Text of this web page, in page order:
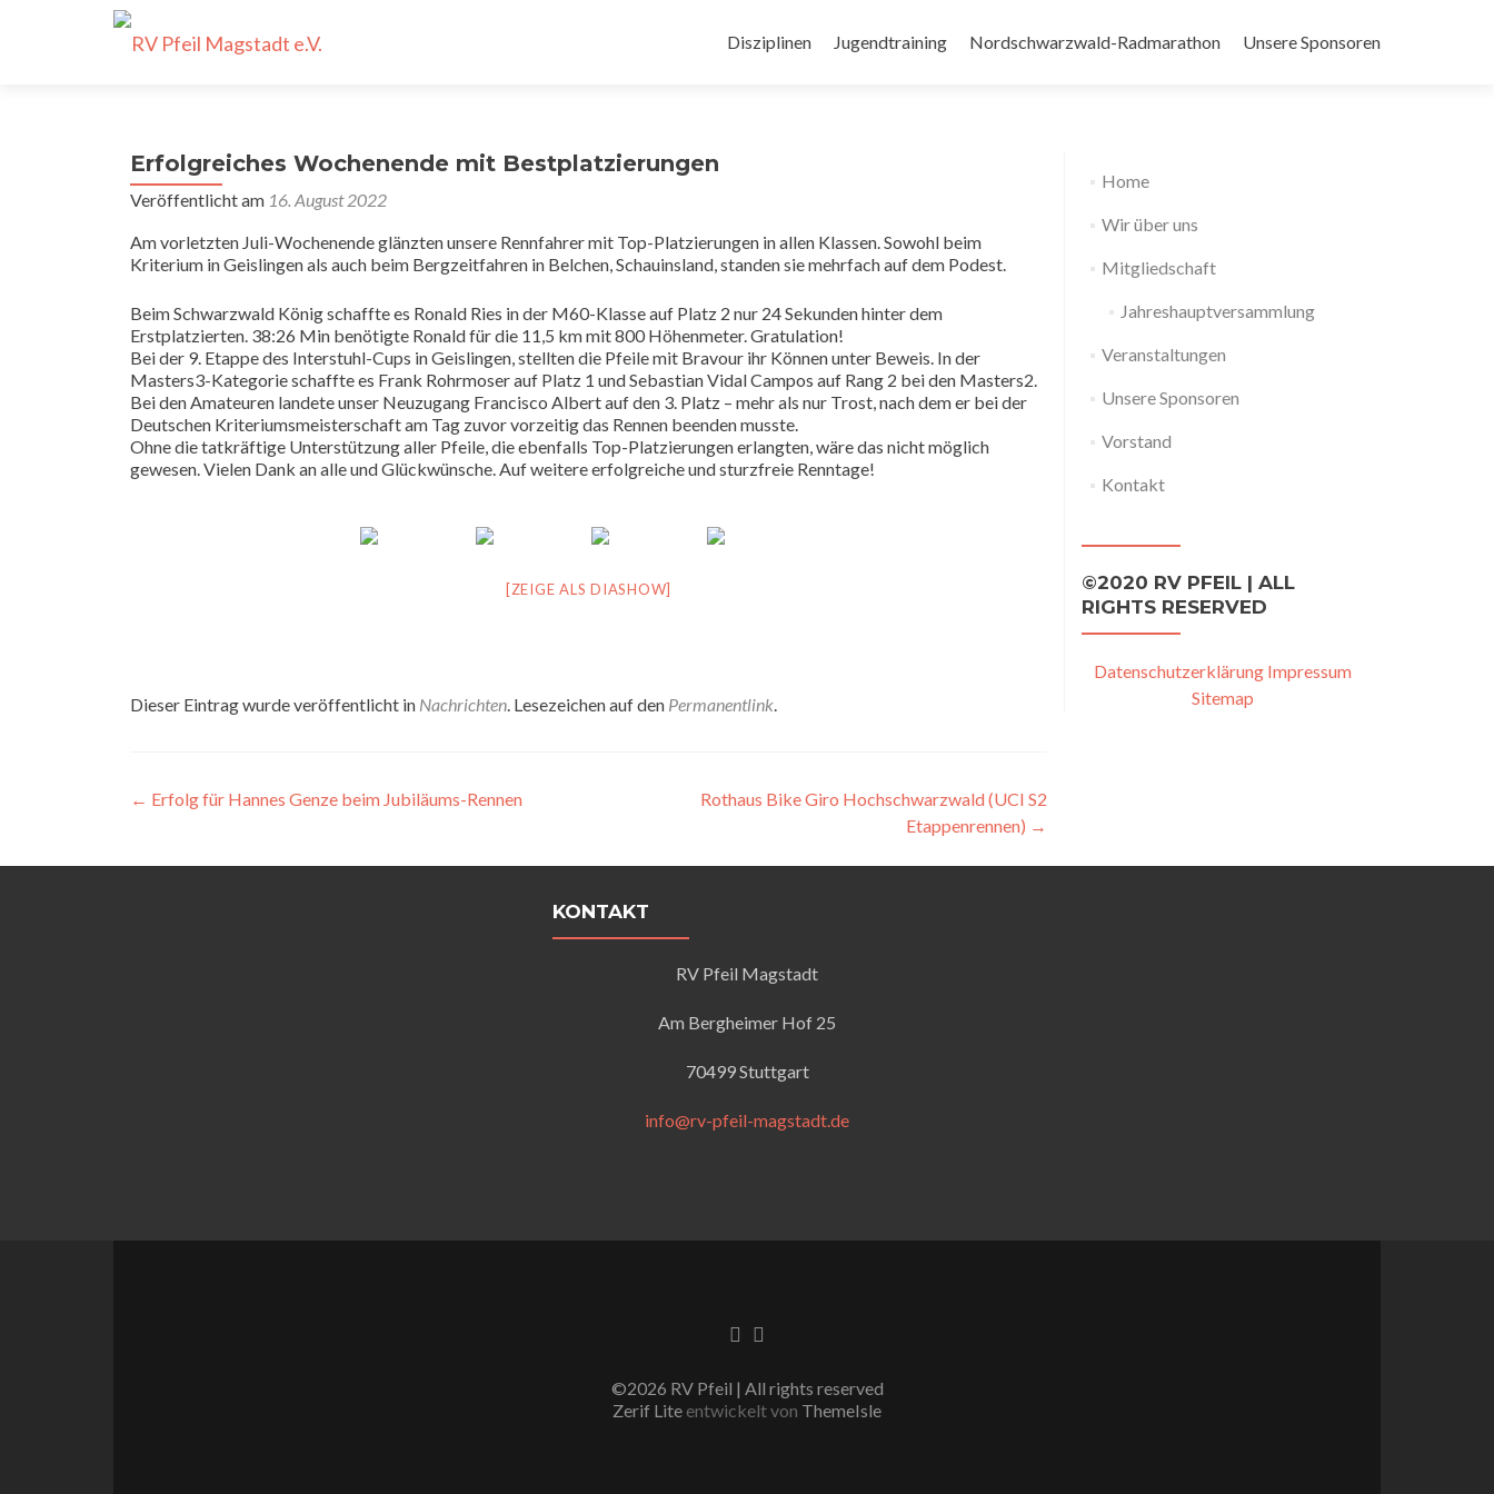
Inhalt
Disziplinen Jugendtraining Nordschwarzwald-Radmarathon Unsere Sponsoren
Erfolgreiches Wochenende mit Bestplatzierungen
Veröffentlicht am 16. August 2022
Am vorletzten Juli-Wochenende glänzten unsere Rennfahrer mit Top-Platzierungen in allen Klassen. Sowohl beim
Kriterium in Geislingen als auch beim Bergzeitfahren in Belchen, Schauinsland, standen sie mehrfach auf dem Podest.
Beim Schwarzwald König schaffte es Ronald Ries in der M60-Klasse auf Platz 2 nur 24 Sekunden hinter dem
Erstplatzierten. 38:26 Min benötigte Ronald für die 11,5 km mit 800 Höhenmeter. Gratulation!
Bei der 9. Etappe des Interstuhl-Cups in Geislingen, stellten die Pfeile mit Bravour ihr Können unter Beweis. In der
Masters3-Kategorie schaffte es Frank Rohrmoser auf Platz 1 und Sebastian Vidal Campos auf Rang 2 bei den Masters2.
Bei den Amateuren landete unser Neuzugang Francisco Albert auf den 3. Platz – mehr als nur Trost, nach dem er bei der
Deutschen Kriteriumsmeisterschaft am Tag zuvor vorzeitig das Rennen beenden musste.
Ohne die tatkräftige Unterstützung aller Pfeile, die ebenfalls Top-Platzierungen erlangten, wäre das nicht möglich
gewesen. Vielen Dank an alle und Glückwünsche. Auf weitere erfolgreiche und sturzfreie Renntage!
[ZEIGE ALS DIASHOW]
Dieser Eintrag wurde veröffentlicht in Nachrichten. Lesezeichen auf den Permanentlink.
Beitragsnavigation
← Erfolg für Hannes Genze beim Jubiläums-Rennen
Rothaus Bike Giro Hochschwarzwald (UCI S2
Etappenrennen) →
Home
Wir über uns
Mitgliedschaft
Jahreshauptversammlung
Veranstaltungen
Unsere Sponsoren
Vorstand
Kontakt
©2020 RV PFEIL | ALL
RIGHTS RESERVED
Datenschutzerklärung Impressum
Sitemap
KONTAKT
RV Pfeil Magstadt
Am Bergheimer Hof 25
70499 Stuttgart
info@rv-pfeil-magstadt.de
Facebook-Link
Instagram Link
©2026 RV Pfeil | All rights reserved
Zerif Lite entwickelt von ThemeIsle